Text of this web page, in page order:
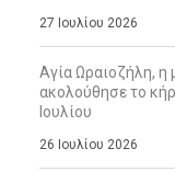
27 Ιουλίου 2026
Αγία Ωραιοζήλη,
ακολούθησε το
Ιουλίου
26 Ιουλίου 2026